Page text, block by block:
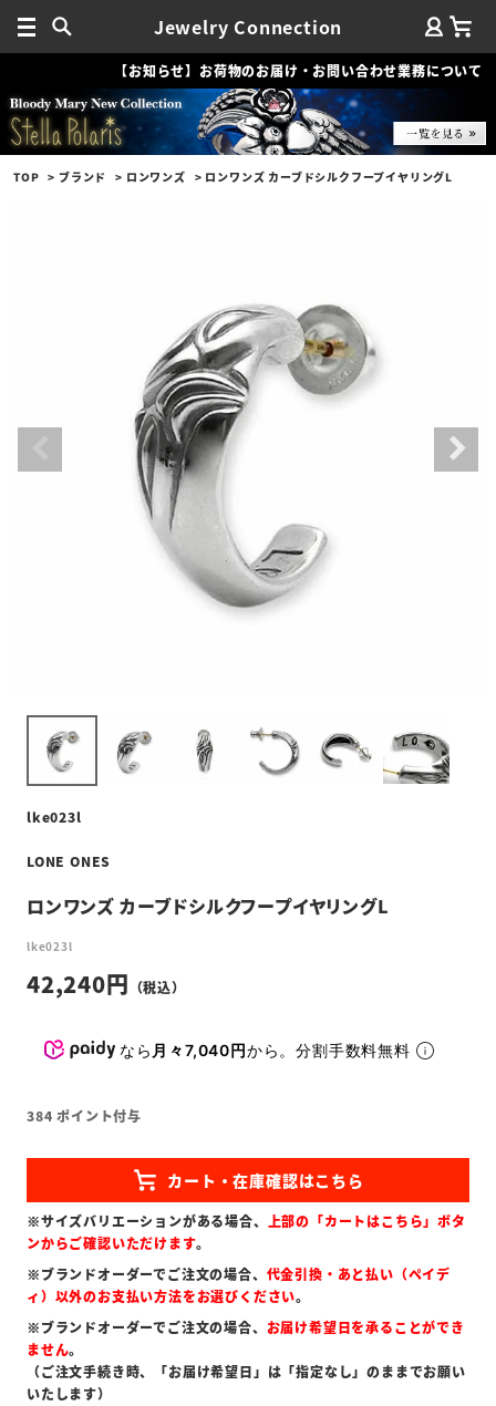
Jewelry Connection
【お知らせ】お荷物のお届け・お問い合わせ業務について
TOP ブランド ロンワンズ ロンワンズ カーブドシルクフープイヤリングL
lke023l
LONE ONES
ロンワンズ カーブドシルクフープイヤリングL
lke023l
42,240
なら 月々7,040円から。分割手数料無料
384 ポイント付与
※サイズバリエーションがある場合、 上部の「カートはこちら」ボタ
ンからご確認いただけます。
※ブランドオーダーでご注文の場合、 代金引換・あと払い（ペイデ
ィ）以外のお支払い方法をお選びください。
※ブランドオーダーでご注文の場合、 お届け希望日を承ることができ
ません。
（ご注文手続き時、「お届け希望日」は「指定なし」のままでお願い
いたします）